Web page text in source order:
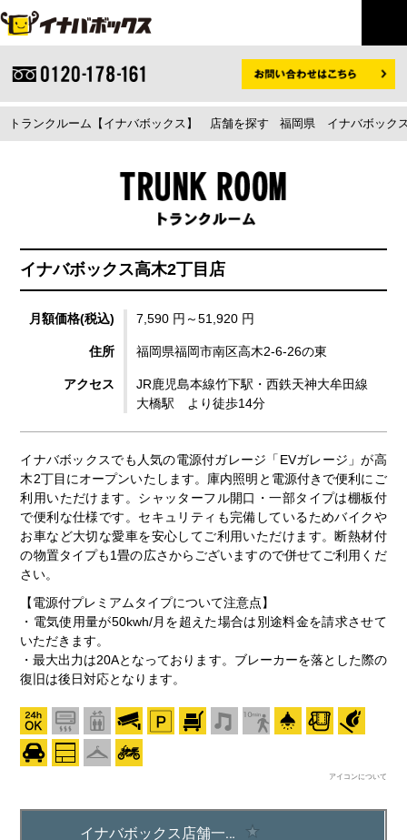
トランクルーム【イナバボックス】 店舗を探す 福岡県 イナバボック
イナバボックス高木2丁目店
月額価格(税込) 7,590 円～51,920 円
住所 福岡県福岡市南区高木2-6-26の東
アクセス
JR鹿児島本線竹下駅・西鉄天神大牟田線
大橋駅 より徒歩14分
イナバボックスでも人気の電源付ガレージ「EVガレージ」が高
木2丁目にオープンいたします。庫内照明と電源付きで便利にご
利用いただけます。シャッターフル開口・一部タイプは棚板付
で便利な仕様です。セキュリティも完備しているためバイクや
お車など大切な愛車を安心してご利用いただけます。断熱材付
の物置タイプも1畳の広さからございますので併せてご利用くだ
さい。
【電源付プレミアムタイプについて注意点】
・電気使用量が50kwh/月を超えた場合は別途料金を請求させて
いただきます。
・最大出力は20Aとなっております。ブレーカーを落とした際の
復旧は後日対応となります。
アイコンについて